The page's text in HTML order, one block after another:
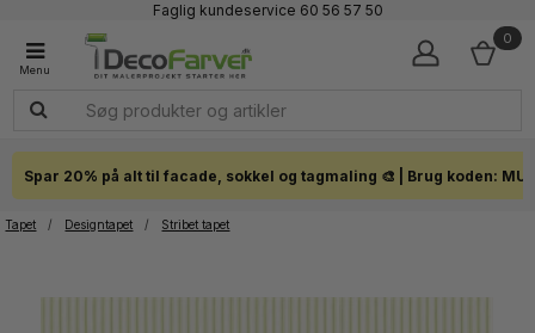
Faglig kundeservice 60 56 57 50
Click & Collect i hele landet
0
Spar 20% på alt til facade, sokkel og tagmaling 🎨 | Brug koden:
Tapet / Designtapet / Stribet tapet